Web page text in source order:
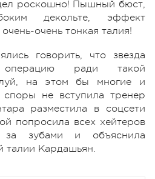
роскошно! Пышный бюст,
декольте, эффект
очень тонкая талия!
говорить, что звезда
ради такой
на этом бы многие и
не вступила тренер
разместила в соцсети
попросила всех хейтеров
за зубами и объяснила
талии Кардашьян.